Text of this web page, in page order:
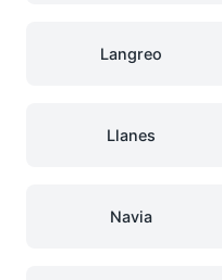
Langreo
Llanes
Navia